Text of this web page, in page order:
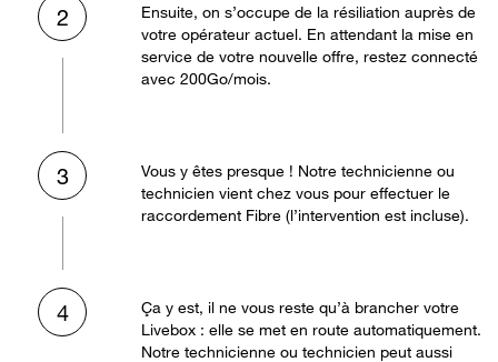
2
Ensuite, on s’occupe de la résiliation auprès de
votre opérateur actuel. En attendant la mise en
service de votre nouvelle offre, restez connecté
avec 200Go/mois.
3
Vous y êtes presque ! Notre technicienne ou
technicien vient chez vous pour effectuer le
raccordement Fibre (l’intervention est incluse).
4
Ça y est, il ne vous reste qu’à brancher votre
Livebox : elle se met en route automatiquement.
Notre technicienne ou technicien peut aussi